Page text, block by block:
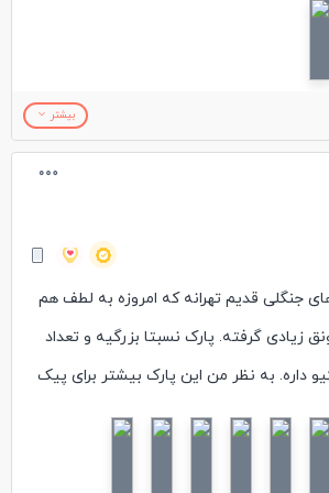
بیشتر
جنگلی قدیم تهرانه که امروزه به لطف هم
زیادی گرفته. پارک نسبتا بزرگیه و تعداد
داره. به نظر من این پارک بیشتر برای پیک
مسیرهای خیلی خوبی برای پیاده روی